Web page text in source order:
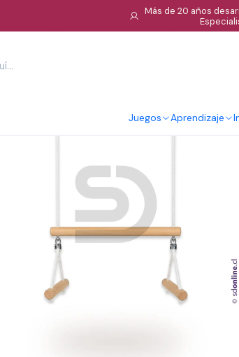
Juegos Aprendizaje
Más de 20 años